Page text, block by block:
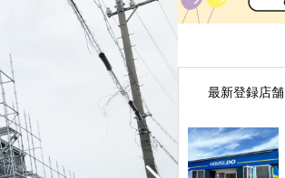
最新登録店舗